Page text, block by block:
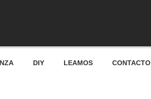
DIY LEAMOS CONTACTO